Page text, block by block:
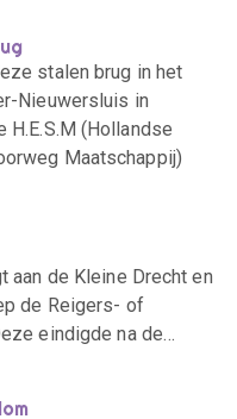
stalen brug in het
Nieuwersluis in
H.E.S.M (Hollandse
Maatschappij)
aan de Kleine Drecht en
de Reigers- of
eindigde na de…